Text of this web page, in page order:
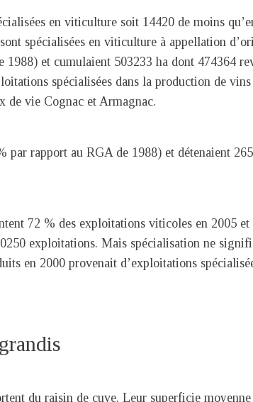
en viticulture soit 14420 de moins
spécialisées en viticulture à appellation
et cumulaient 503233 ha dont 474364
spécialisées dans la production de
de vie Cognac et Armagnac.
par rapport au RGA de 1988) et détenaient
72 % des exploitations viticoles en 2005
exploitations. Mais spécialisation ne
en 2000 provenait d’exploitations
du raisin de cuve. Leur superficie